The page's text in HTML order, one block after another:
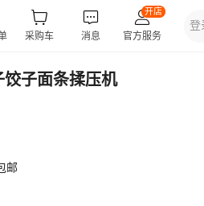
子面条揉压机
邮